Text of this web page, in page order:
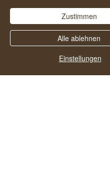
Einstellungen
Alle ablehnen
Zustimmen